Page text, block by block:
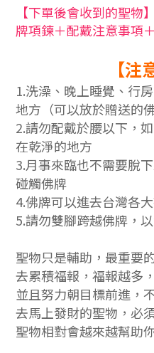
【下單後會收到的聖物
牌項鍊＋配戴注意事項
【注
1.洗澡、晚上睡覺、行
地方（可以放於贈送的佛
2.請勿配戴於腰以下，
在乾淨的地方
3.月事來臨也不需要脫
碰觸佛牌
4.佛牌可以進去台灣各
5.請勿雙腳跨越佛牌，
聖物只是輔助，最重要
去累積福報，福報越多
並且努力朝目標前進，
去馬上發財的聖物，必
聖物相對會越來越幫助